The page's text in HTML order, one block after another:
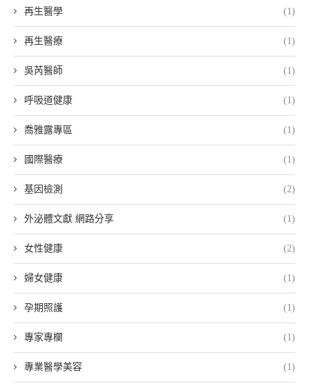
再生醫學 (1)
再生醫療 (1)
吳芮醫師 (1)
呼吸道健康 (1)
喬雅露專區 (1)
國際醫療 (1)
基因檢測 (2)
外泌體文獻 網路分享 (1)
女性健康 (2)
婦女健康 (1)
孕期照護 (1)
專家專欄 (1)
專業醫學美容 (1)